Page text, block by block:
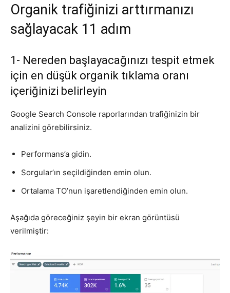
Organik trafiğinizi arttırmanızı
sağlayacak 11 adım
1- Nereden başlayacağınızı tespit etmek
için en düşük organik tıklama oranı
içeriğinizi belirleyin
Google Search Console raporlarından trafiğinizin bir
analizini görebilirsiniz.
Performans’a gidin.
Sorgular’ın seçildiğinden emin olun.
Ortalama TO’nun işaretlendiğinden emin olun.
Aşağıda göreceğiniz şeyin bir ekran görüntüsü
verilmiştir: